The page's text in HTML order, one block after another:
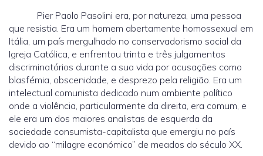
Pier Paolo Pasolini era, por natureza, uma pessoa
que resistia. Era um homem abertamente homossexual em
Itália, um país mergulhado no conservadorismo social da
Igreja Católica, e enfrentou trinta e três julgamentos
discriminatórios durante a sua vida por acusações como
blasfémia, obscenidade, e desprezo pela religião. Era um
intelectual comunista dedicado num ambiente político
onde a violência, particularmente da direita, era comum, e
ele era um dos maiores analistas de esquerda da
sociedade consumista-capitalista que emergiu no país
devido ao “milagre económico” de meados do século XX.